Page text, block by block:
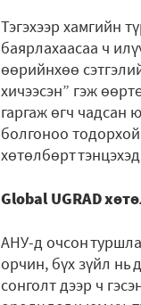
Тэгэхээр хамгийн
баярлахаасаа ч
өөрийнхөө
хичээсэн” гэж
гаргаж өгч чадсан
болгоноо
хөтөлбөрт
Global UGRAD
АНУ-д очсон
орчин, бүх зүйл нь
сонголт дээр ч